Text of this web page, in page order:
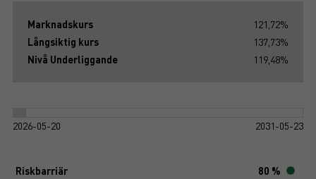
Marknadskurs
121,72%
Långsiktig kurs
137,73%
Nivå Underliggande
119,48%
2026-05-20 2031-05-23
Riskbarriär 80 %